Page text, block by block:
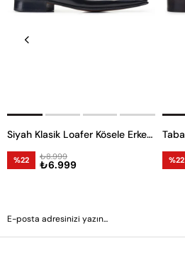
Siyah Klasik Loafer Kösele Erkek Ayakkabı -6968-
%22 ₺6.999
₺8.999 %22